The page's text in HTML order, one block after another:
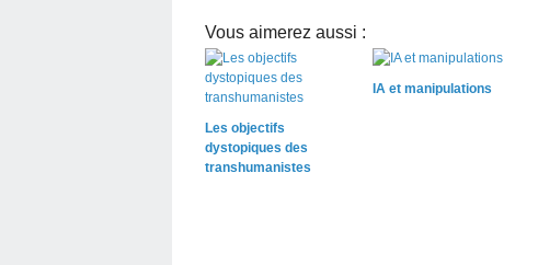
Vous aimerez aussi :
Les objectifs
dystopiques des
transhumanistes
IA et manipulations